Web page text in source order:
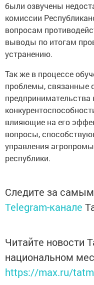
были озвучены
комиссии
вопросам
выводы по итогам
устранению.
Так же в процессе
проблемы, связанные
предпринимательства
влияющие на его
вопросы,
управления
республики.
Следите за
Telegram-канале
Читайте новости
национальном
https://max.ru/